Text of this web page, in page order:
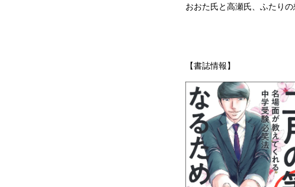
おおた氏と高瀬氏、ふたり
【書誌情報】